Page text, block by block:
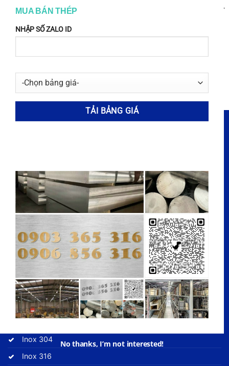
50.000₫
TP HCM
Cửa hàng: 145D Bình Thành, Bình Hưng Hòa B, Bình Tân,
TP HCM.
Chi nhánh phía Bắc: Ninh Sở, Xâm Dương, Thường Tín,
Hà Nội
Hotline:0903 365 316
Email:inox365@gmail.com
DANH MỤC HÀNG HÓA
Inox 304
Inox 316
MUA BÁN THÉP
NHẬP SỐ ZALO ID
No thanks, I’m not interested!